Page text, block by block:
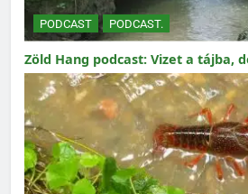
PODCAST PODCAST.
Zöld Hang podcast: Vizet a tájba,